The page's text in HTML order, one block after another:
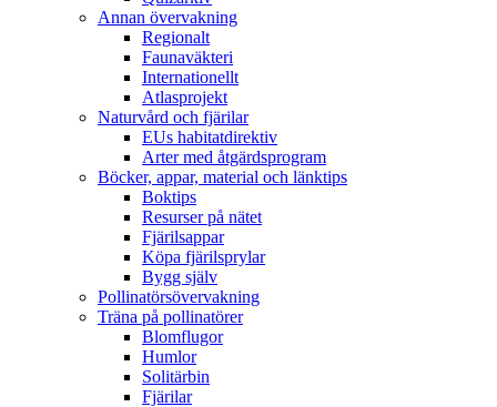
Annan övervakning
Regionalt
Faunaväkteri
Internationellt
Atlasprojekt
Naturvård och fjärilar
EUs habitatdirektiv
Arter med åtgärdsprogram
Böcker, appar, material och länktips
Boktips
Resurser på nätet
Fjärilsappar
Köpa fjärilsprylar
Bygg själv
Pollinatörsövervakning
Träna på pollinatörer
Blomflugor
Humlor
Solitärbin
Fjärilar